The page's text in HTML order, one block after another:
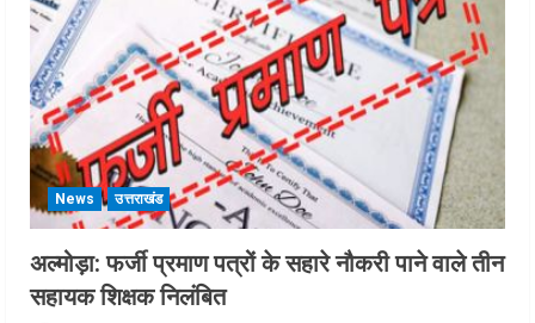
News उत्तराखंड
अल्मोड़ा: फर्जी प्रमाण पत्रों के सहारे नौकरी पाने वाले तीन
सहायक शिक्षक निलंबित